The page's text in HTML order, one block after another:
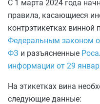
С 1 марта 2024 года
правила, касающиеся
контрэтикетках винной
Федеральным законом
ФЗ и разъясненные
информации от 29
На этикетках вина
следующие данные: